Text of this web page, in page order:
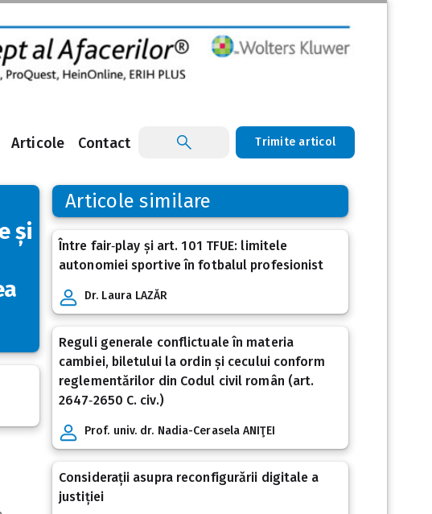
Articole Contact Trimite articol
și
Articole similare
Între fair‑play și art. 101 TFUE: limitele
autonomiei sportive în fotbalul profesionist
Dr. Laura LAZĂR
Reguli generale conflictuale în materia
cambiei, biletului la ordin și cecului conform
reglementărilor din Codul civil român (art.
2647‑2650 C. civ.)
Prof. univ. dr. Nadia-Cerasela ANIŢEI
Considerații asupra reconfigurării digitale a
justiției